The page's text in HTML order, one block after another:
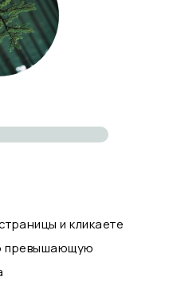
и кликаете
превышающую